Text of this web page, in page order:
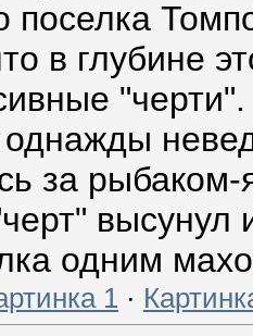
поселка
в глубине
однажды
за
высунул
одним
1 ·